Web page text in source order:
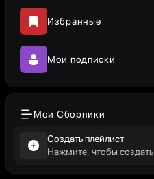
Избранные
Мои подписки
Мои Сборники
Создать плейлист
Нажмите, чтобы создать